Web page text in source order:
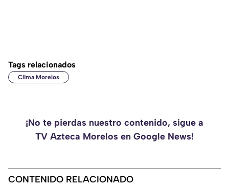
Tags relacionados
Clima Morelos
¡No te pierdas nuestro contenido, sigue a
TV Azteca Morelos en Google News!
CONTENIDO RELACIONADO